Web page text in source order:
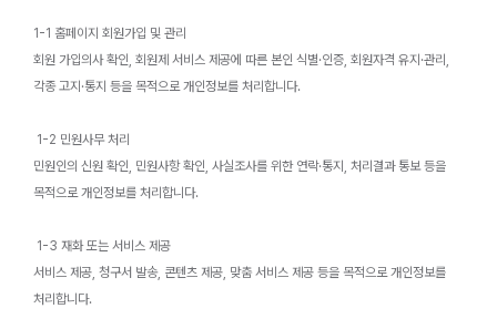
1-1 홈페이지 회원가입 및 관리
회원 가입의사 확인, 회원제 서비스 제공에 따른 본인 식별·인증, 회원자격 유지·관리,
각종 고지·통지 등을 목적으로 개인정보를 처리합니다.
1-2 민원사무 처리
민원인의 신원 확인, 민원사항 확인, 사실조사를 위한 연락·통지, 처리결과 통보 등을
목적으로 개인정보를 처리합니다.
1-3 재화 또는 서비스 제공
서비스 제공, 청구서 발송, 콘텐츠 제공, 맞춤 서비스 제공 등을 목적으로 개인정보를
처리합니다.